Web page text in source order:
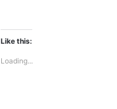
Like this:
Loading...